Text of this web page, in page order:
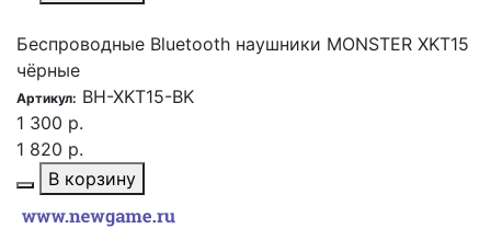
Беспроводные Bluetooth наушники MONSTER XKT15
чёрные
Артикул: BH-XKT15-BK
1 300 р.
1 820 р.
В корзину